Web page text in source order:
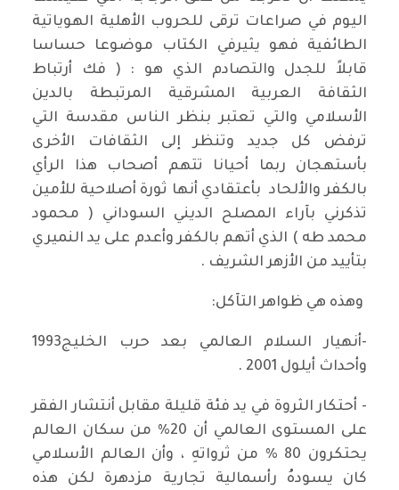
اليوم في صراعات ترقى للحروب الأهلية الهوياتية
الطائفية فهو يثيرفي الكتاب موضوعا حساسا
قابلاً للجدل والتصادم الذي هو : ( فك أرتباط
الثقافة العربية المشرقية المرتبطة بالدين
الأسلامي والتي تعتبر بنظر الناس مقدسة التي
ترفض كل جديد وتنظر إلى الثقافات الأخرى
بأستهجان ربما أحيانا تتهم أصحاب هذا الرأي
بالكفر والألحاد بأعتقادي أنها ثورة أصلاحية للأمين
تذكرني بآراء المصلح الديني السوداني ( محمود
محمد طه ) الذي أتهم بالكفر وأعدم على يد النميري
بتأييد من الأزهر الشريف .
وهذه هي ظواهر التآكل:
-أنهيار السلام العالمي بعد حرب الخليج1993
وأحداث أيلول 2001 .
- أحتكار الثروة في يد فئة قليلة مقابل أنتشار الفقر
على المستوى العالمي أن 20% من سكان العالم
يحتكرون 80 % من ثرواتهِ ، وأن العالم الأسلامي
كان يسودهُ رأسمالية تجارية مزدهرة لكن هذه